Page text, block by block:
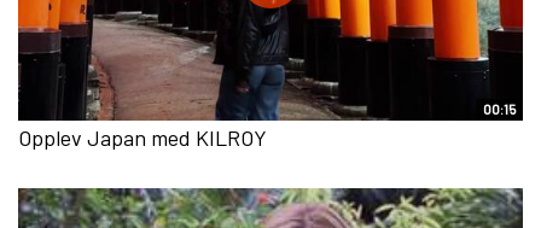
00:15
Opplev Japan med KILROY